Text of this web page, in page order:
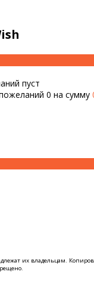
пуст
0 на сумму
их владельцам.